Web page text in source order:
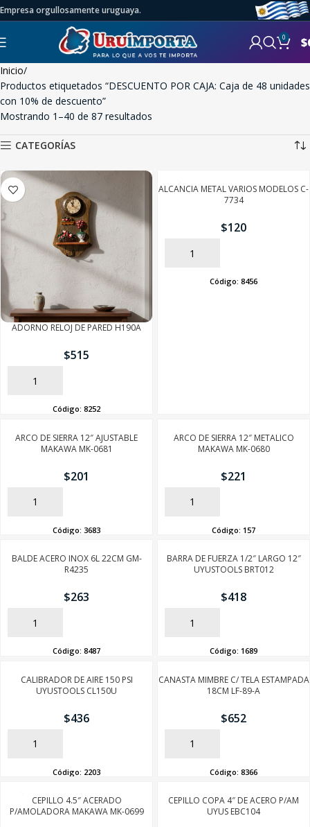
Empresa orgullosamente uruguaya.
0 $
Inicio
Productos etiquetados “DESCUENTO POR CAJA: Caja de 48 unidades
con 10% de descuento”
Mostrando 1–40 de 87 resultados
CATEGORÍAS
ADORNO RELOJ DE PARED H190A
$515
AÑADIR
Código: 8252
ALCANCIA METAL VARIOS MODELOS C-
7734
$120
AÑADIR
Código: 8456
ARCO DE SIERRA 12″ AJUSTABLE
MAKAWA MK-0681
$201
AÑADIR
Código: 3683
ARCO DE SIERRA 12″ METALICO
MAKAWA MK-0680
$221
AÑADIR
Código: 157
BALDE ACERO INOX 6L 22CM GM-
R4235
$263
AÑADIR
Código: 8487
BARRA DE FUERZA 1/2″ LARGO 12″
UYUSTOOLS BRT012
$418
AÑADIR
Código: 1689
CALIBRADOR DE AIRE 150 PSI
UYUSTOOLS CL150U
$436
AÑADIR
Código: 2203
CANASTA MIMBRE C/ TELA ESTAMPADA
18CM LF-89-A
$652
AÑADIR
Código: 8366
CEPILLO 4.5″ ACERADO
P/AMOLADORA MAKAWA MK-0699
CEPILLO COPA 4″ DE ACERO P/AM
UYUS EBC104